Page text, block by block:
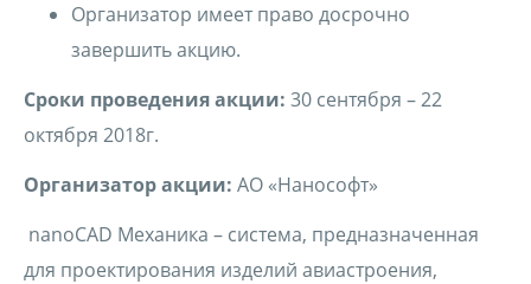
Организатор имеет право досрочно
завершить акцию.
Сроки проведения акции: 30 сентября – 22
октября 2018г.
Организатор акции: АО «Нанософт»
nanoCAD Механика – система, предназначенная
для проектирования изделий авиастроения,